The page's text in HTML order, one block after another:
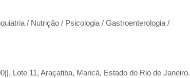
/ Nutrição / Psicologia / Gastroenterologia /
Lote 11, Araçatiba, Maricá, Estado do Rio de Janeiro.